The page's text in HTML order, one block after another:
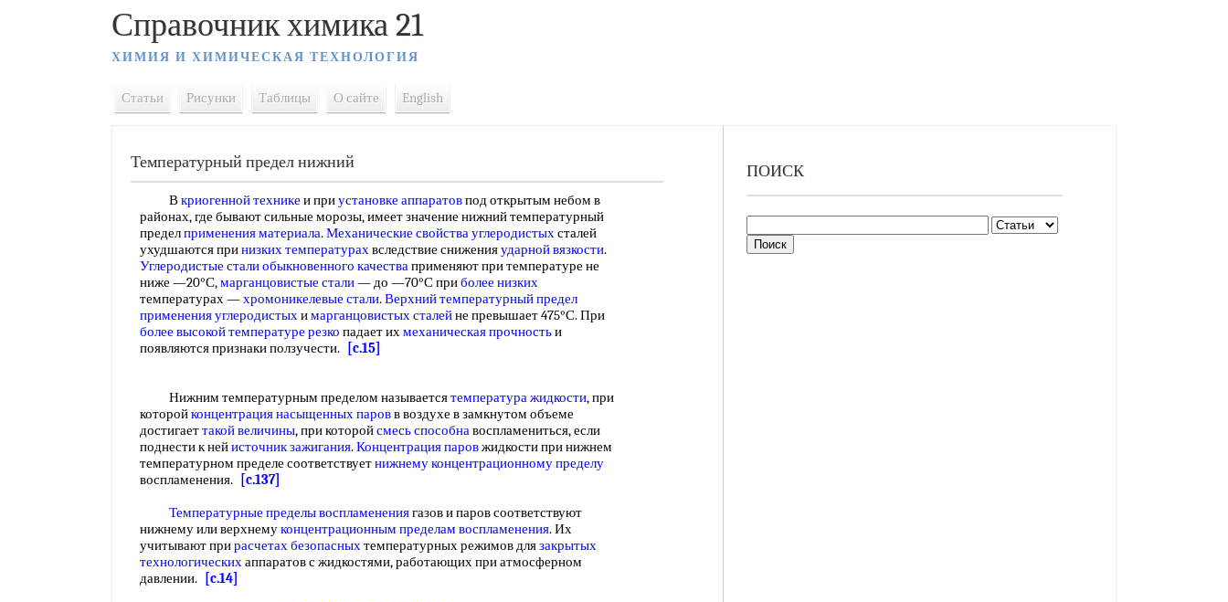
Справочник химика 21
ХИМИЯ И ХИМИЧЕСКАЯ ТЕХНОЛОГИЯ
Статьи Рисунки Таблицы О сайте English
Температурный предел нижний
Вкриогенной технике и приустановке аппаратовпод открытым небом в
районах, где бывают сильные морозы, имеет значение нижний температурный
пределприменения материала.Механические свойства углеродистыхсталей
ухудшаются принизких температурахвследствие сниженияударной вязкости.
Углеродистые стали обыкновенного качестваприменяют при температуре не
ниже —20°С,марганцовистые стали— до —70°С приболее низких
температурах —хромоникелевые стали.Верхний температурный предел
применения углеродистыхимарганцовистых сталейне превышает 475°С. При
более высокойтемпературе резко падает ихмеханическая прочностьи
появляются признаки ползучести.
[c.15]
Нижним температурным пределом называетсятемпература жидкости, при
которойконцентрация насыщенных паровв воздухе в замкнутом объеме
достигаеттакой величины, при которойсмесь способнавоспламениться, если
поднести к нейисточник зажигания.Концентрация паровжидкости при нижнем
температурном пределе соответствуетнижнему концентрационному пределу
воспламенения.
[c.137]
Температурные пределы воспламенениягазов и паров соответствуют
нижнему или верхнемуконцентрационным пределам воспламенения. Их
учитывают прирасчетах безопасныхтемпературных режимов длязакрытых
технологическихаппаратов с жидкостями, работающих при атмосферном
давлении.
[c.14]
ПОИСК